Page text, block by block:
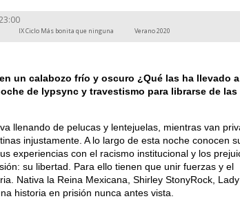
IX Ciclo Más bonita que ninguna Verano 2020
un calabozo frío y oscuro ¿Qué las ha llevado
de lypsync y travestismo para librarse de las
llenando de pelucas y lentejuelas, mientras van
injustamente. A lo largo de esta noche conocen
experiencias con el racismo institucional y los
su libertad. Para ello tienen que unir fuerzas y el
Nativa la Reina Mexicana, Shirley StonyRock,
historia en prisión nunca antes vista.